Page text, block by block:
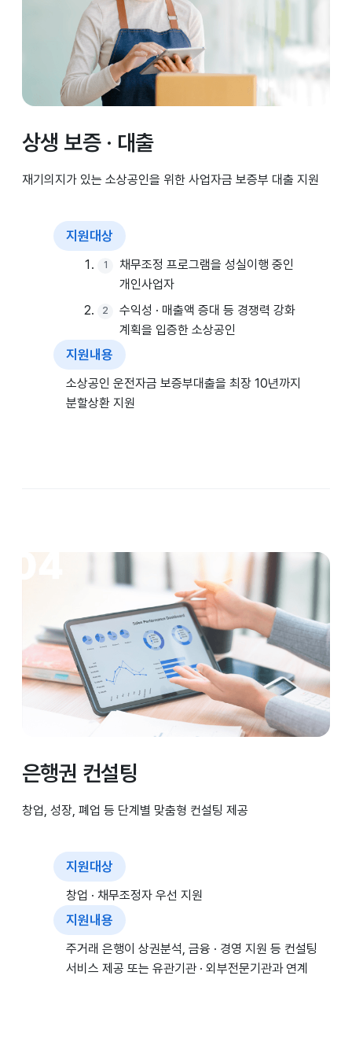
상생 보증 · 대출
재기의지가 있는 소상공인을 위한 사업자금 보증부 대출 지원
지원대상
채무조정 프로그램을 성실이행 중인
개인사업자
수익성 · 매출액 증대 등 경쟁력 강화
계획을 입증한 소상공인
지원내용
소상공인 운전자금 보증부대출을 최장 10년까지
분할상환 지원
은행권 컨설팅
창업, 성장, 폐업 등 단계별 맞춤형 컨설팅 제공
지원대상
창업 · 채무조정자 우선 지원
지원내용
주거래 은행이 상권분석, 금융 · 경영 지원 등 컨설팅
서비스 제공 또는 유관기관 · 외부전문기관과 연계